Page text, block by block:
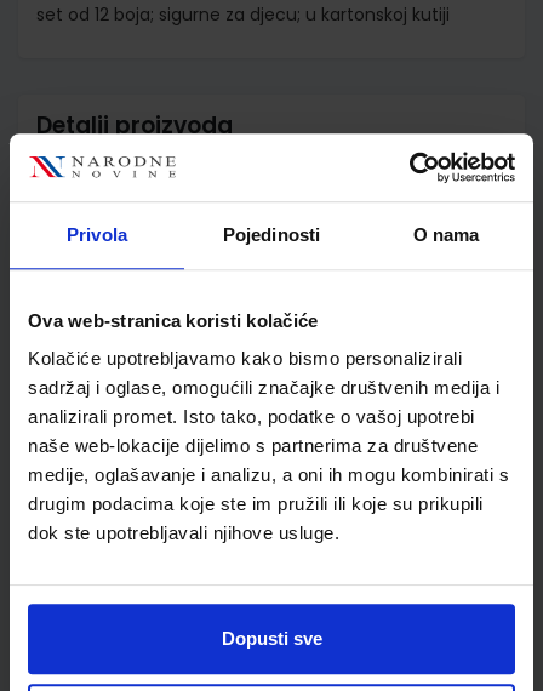
Privola Pojedinosti O nama
Ova web-stranica koristi kolačiće
Kolačiće upotrebljavamo kako bismo personalizirali
sadržaj i oglase, omogućili značajke društvenih medija i
analizirali promet. Isto tako, podatke o vašoj upotrebi
naše web-lokacije dijelimo s partnerima za društvene
medije, oglašavanje i analizu, a oni ih mogu kombinirati s
drugim podacima koje ste im pružili ili koje su prikupili
dok ste upotrebljavali njihove usluge.
Dopusti sve
set od 12 boja; sigurne za djecu; u kartonskoj kutiji
Detalji proizvoda
Šifra proizvoda
Jedinična mjera
kom
Newsletter prijava
proizvodima i uslugama, akcijama i drugim